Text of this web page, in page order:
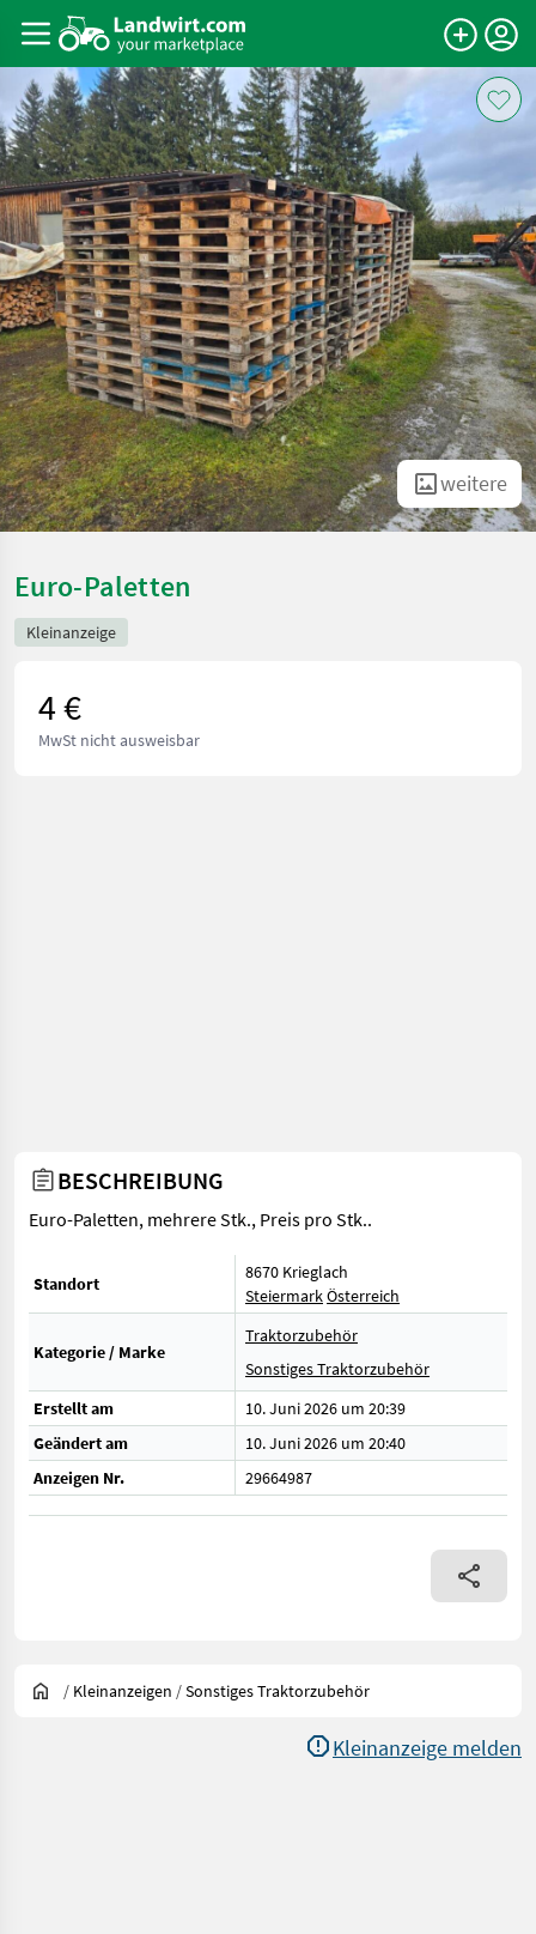
weitere
Euro-Paletten
Kleinanzeige
4 €
MwSt nicht ausweisbar
BESCHREIBUNG
Euro-Paletten, mehrere Stk., Preis pro Stk..
Standort
8670 Krieglach
SteiermarkÖsterreich
Kategorie / Marke
Traktorzubehör
Sonstiges Traktorzubehör
Erstellt am
10. Juni 2026 um 20:39
Geändert am
10. Juni 2026 um 20:40
Anzeigen Nr.
29664987
/ Kleinanzeigen /Sonstiges Traktorzubehör
Kleinanzeige melden